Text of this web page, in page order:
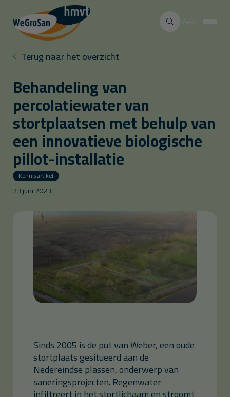
Menu
Terug naar het overzicht
Behandeling van
percolatiewater van
stortplaatsen met behulp van
een innovatieve biologische
pillot-installatie
Kennisartikel
23 juni 2023
Sinds 2005 is de put van Weber, een oude
stortplaats gesitueerd aan de
Nedereindse plassen, onderwerp van
saneringsprojecten. Regenwater